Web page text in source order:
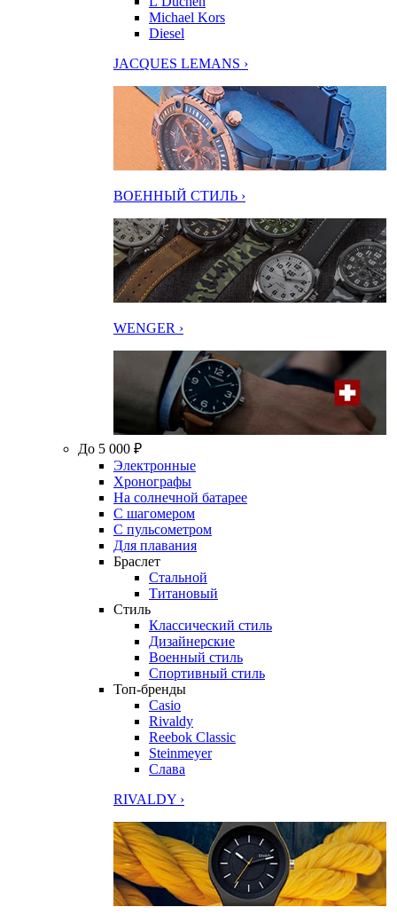
Michael Kors
Diesel
JACQUES LEMANS ›
ВОЕННЫЙ СТИЛЬ ›
WENGER ›
До 5 000 ₽
Электронные
Хронографы
На солнечной батарее
С шагомером
С пульсометром
Для плавания
Браслет
Стальной
Титановый
Стиль
Классический стиль
Дизайнерские
Военный стиль
Спортивный стиль
Топ-бренды
Casio
Rivaldy
Reebok Classic
Steinmeyer
Слава
RIVALDY ›